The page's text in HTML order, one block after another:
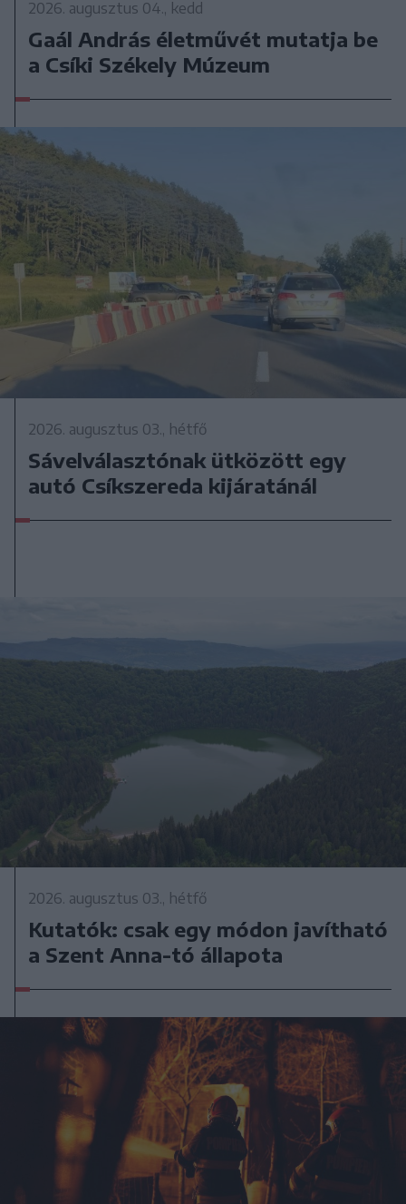
2026. augusztus 04., kedd
Gaál András életművét mutatja be
a Csíki Székely Múzeum
2026. augusztus 03., hétfő
Sávelválasztónak ütközött egy
autó Csíkszereda kijáratánál
2026. augusztus 03., hétfő
Kutatók: csak egy módon javítható
a Szent Anna-tó állapota